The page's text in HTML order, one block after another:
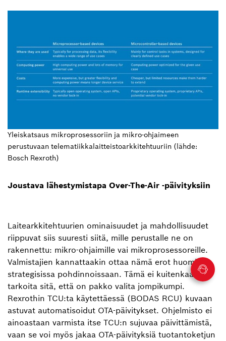
Yleiskatsaus mikroprosessoriin ja mikro-ohjaimeen
perustuvaan telematiikkalaitteistoarkkitehtuuriin (lähde:
Bosch Rexroth)
Joustava lähestymistapa Over-The-Air -päivityksiin
Laitearkkitehtuurien ominaisuudet ja mahdollisuudet
riippuvat siis suuresti siitä, mille perustalle ne on
rakennettu: mikro-ohjaimille vai mikroprosessoreille.
Valmistajien kannattaakin ottaa nämä erot huomioon
strategisissa pohdinnoissaan. Tämä ei kuitenkaan
tarkoita sitä, että on pakko valita jompikumpi.
Rexrothin TCU:ta käytettäessä (BODAS RCU) kuvaan
astuvat automatisoidut OTA-päivitykset. Ohjelmisto ei
ainoastaan varmista itse TCU:n sujuvaa päivittämistä,
vaan se voi myös jakaa OTA-päivityksiä tuotantoketjun